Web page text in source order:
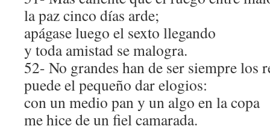
la paz cinco días arde;
apágase luego el sexto llegando
y toda amistad se malogra.
52- No grandes han de ser siempre los
puede el pequeño dar elogios:
con un medio pan y un algo en la copa
me hice de un fiel camarada.